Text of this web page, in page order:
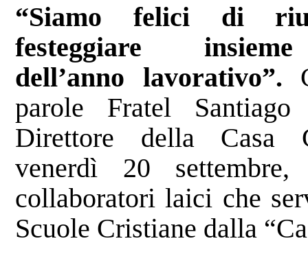
“Siamo felici di
festeggiare
dell’anno lavorativo”.
parole Fratel Santiago
Direttore della Casa
venerdì 20
collaboratori laici che
Scuole Cristiane dalla